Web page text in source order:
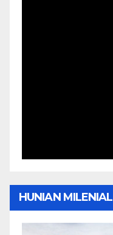
HUNIAN MILENIAL